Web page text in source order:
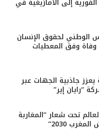
الوطني لحقوق الإنسان
يكشف خلاصاته الأولية ويرصد 14 وفاة وفق المعطيات
جاذبية الجهات عبر
“رايان إير”
تحت شعار “المغاربة
2030”